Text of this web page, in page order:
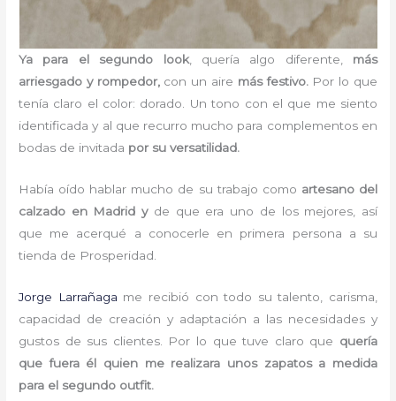
Ya para el segundo look, quería algo diferente, más
arriesgado y rompedor, con un aire más festivo. Por lo que
tenía claro el color: dorado. Un tono con el que me siento
identificada y al que recurro mucho para complementos en
bodas de invitada por su versatilidad.
Había oído hablar mucho de su trabajo como artesano del
calzado en Madrid yde que era uno de los mejores, así
que me acerqué a conocerle en primera persona a su
tienda de Prosperidad.
Jorge Larrañaga me recibió con todo su talento, carisma,
capacidad de creación y adaptación a las necesidades y
gustos de sus clientes. Por lo que tuve claro que quería
que fuera él quien me realizara unos zapatos a medida
para el segundo outfit.